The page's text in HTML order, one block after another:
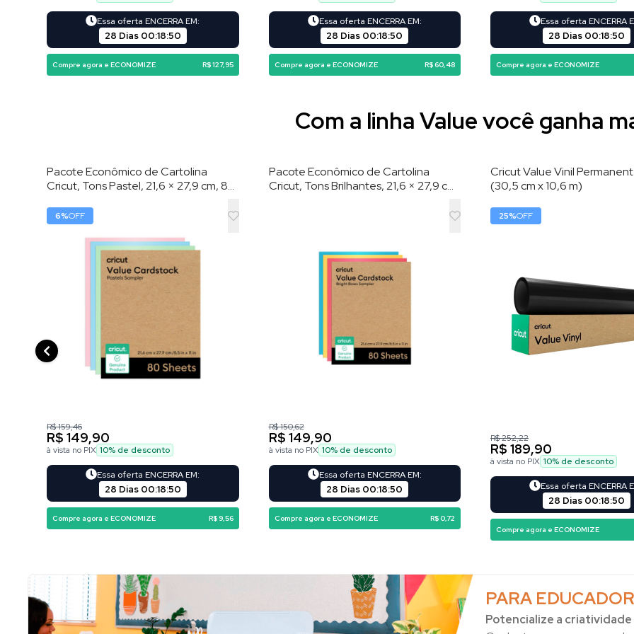
Essa oferta ENCERRA EM:
28 Dias 00:18:48
Compre agora e ECONOMIZE R$ 127,95
Essa oferta ENCERRA EM:
28 Dias 00:18:48
Compre agora e ECONOMIZE R$ 60,48
Essa oferta ENCERRA
28 Dias 00:18:48
Compre agora e ECONOMIZE
Com a linha Value você ganha
Pacote Econômico de Cartolina
Cricut, Tons Pastel, 21,6 × 27,9 cm, 80
6%OFF
R$ 159,46
R$ 149,90
à vista no PIX 10% de desconto
Essa oferta ENCERRA EM:
28 Dias 00:18:48
Compre agora e ECONOMIZE R$ 9,56
Pacote Econômico de Cartolina
Cricut, Tons Brilhantes, 21,6 × 27,9 cm,
R$ 150,62
R$ 149,90
à vista no PIX 10% de desconto
Essa oferta ENCERRA EM:
28 Dias 00:18:48
Compre agora e ECONOMIZE R$ 0,72
Cricut Value Vinil
(30,5 cm x 10,6 m)
25%OFF
R$ 252,22
R$ 189,90
à vista no PIX 10% de desconto
Essa oferta ENCERRA
28 Dias 00:18:48
Compre agora e ECONOMIZE
PARA
Potencialize a criatividade